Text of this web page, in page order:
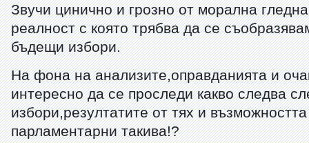
Звучи цинично и грозно от морална
реалност с която трябва да се
бъдещи избори.
На фона на анализите,оправданията и
интересно да се проследи какво следва
избори,резултатите от тях и
парламентарни такива!?